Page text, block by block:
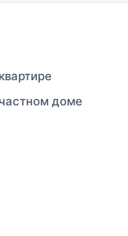
доме